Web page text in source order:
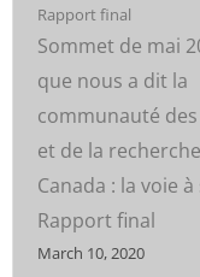
Sommet de mai
que nous a dit la
communauté
et de la
Canada : la voie
Rapport final
March 10, 2020